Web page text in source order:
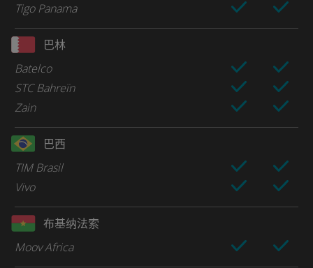
Tigo Panama
巴林
Batelco
STC Bahreïn
Zain
巴西
TIM Brasil
Vivo
布基纳法索
Moov Africa